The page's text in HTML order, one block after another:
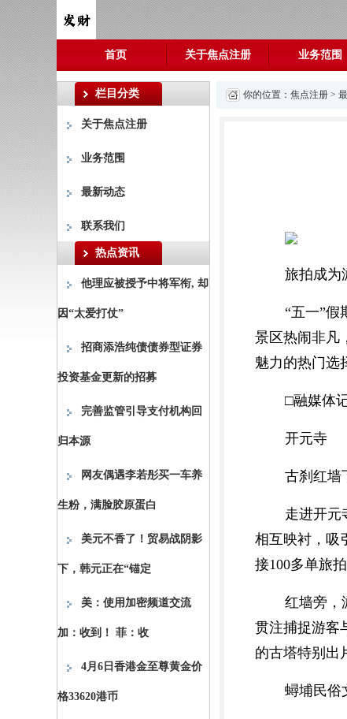
首页 关于焦点注册 业务范围
栏目分类
关于焦点注册
业务范围
最新动态
联系我们
热点资讯
他理应被授予中将军衔, 却
因“太爱打仗”
招商添浩纯债债券型证券
投资基金更新的招募
完善监管引导支付机构回
归本源
网友偶遇李若彤买一车养
生粉，满脸胶原蛋白
美元不香了！贸易战阴影
下，韩元正在“锚定
美：使用加密频道交流
加：收到！ 菲：收
4月6日香港金至尊黄金价
格33620港币
你的位置： 焦点注册 >
旅拍成为
“五一”假
景区热闹非凡
魅力的热门选
□融媒体
开元寺
古刹红墙
走进开元
相互映衬，吸
接100多单旅
红墙旁，
贯注捕捉游客
的古塔特别出
蟳埔民俗